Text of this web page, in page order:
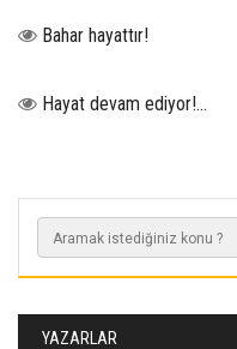
Bahar hayattır!
Hayat devam ediyor!...
YAZARLAR